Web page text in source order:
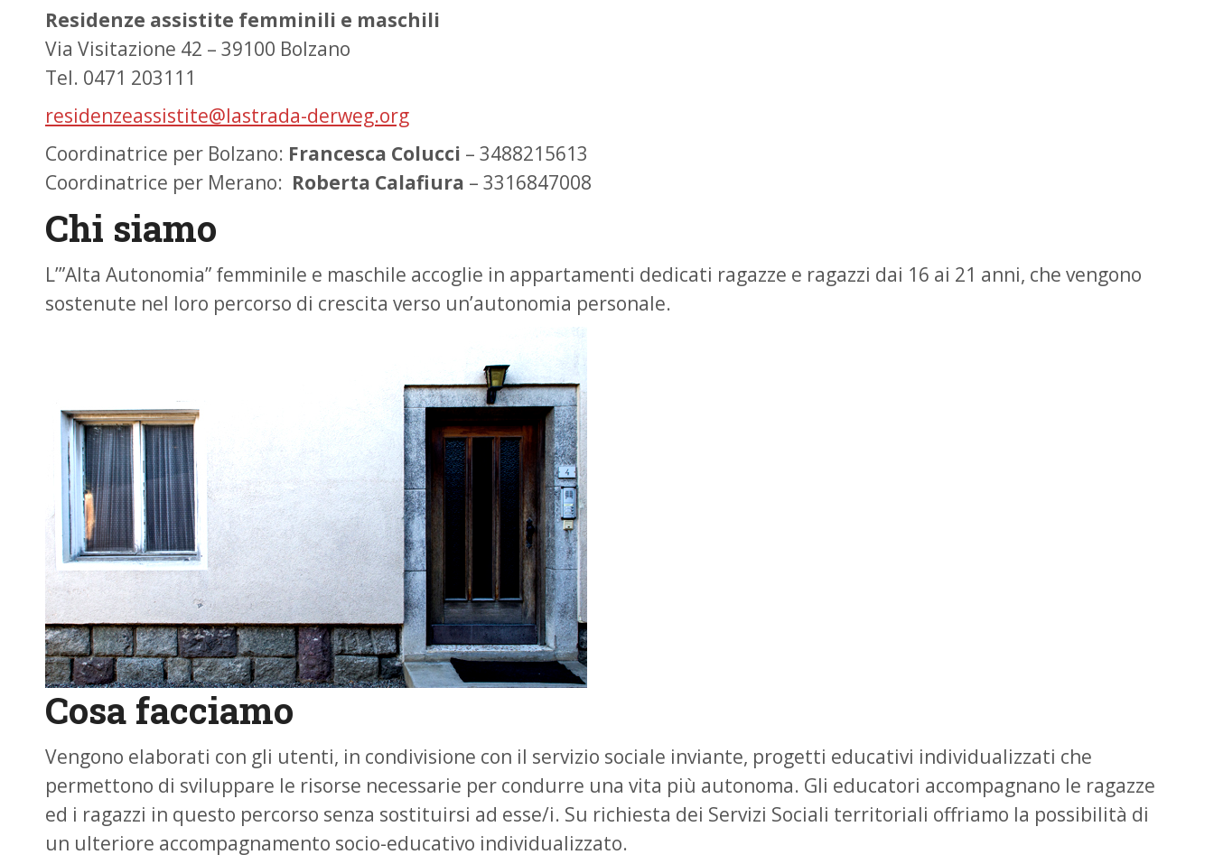
Residenze assistite femminili e maschili
Via Visitazione 42 – 39100 Bolzano
Tel. 0471 203111
residenzeassistite@lastrada-derweg.org
Coordinatrice per Bolzano: Francesca Colucci – 3488215613
Coordinatrice per Merano: Roberta Calafiura – 3316847008
Chi siamo
L’”Alta Autonomia” femminile e maschile accoglie in appartamenti dedicati ragazze e ragazzi dai 16 ai 21 anni, che vengono
sostenute nel loro percorso di crescita verso un’autonomia personale.
Cosa facciamo
Vengono elaborati con gli utenti, in condivisione con il servizio sociale inviante, progetti educativi individualizzati che
permettono di sviluppare le risorse necessarie per condurre una vita più autonoma. Gli educatori accompagnano le ragazze
ed i ragazzi in questo percorso senza sostituirsi ad esse/i. Su richiesta dei Servizi Sociali territoriali offriamo la possibilità di
un ulteriore accompagnamento socio-educativo individualizzato.